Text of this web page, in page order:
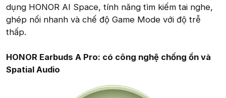
dụng HONOR AI Space, tính năng tìm kiếm tai nghe,
ghép nối nhanh và chế độ Game Mode với độ trễ
thấp.
HONOR Earbuds A Pro: có công nghệ chống ồn và
Spatial Audio